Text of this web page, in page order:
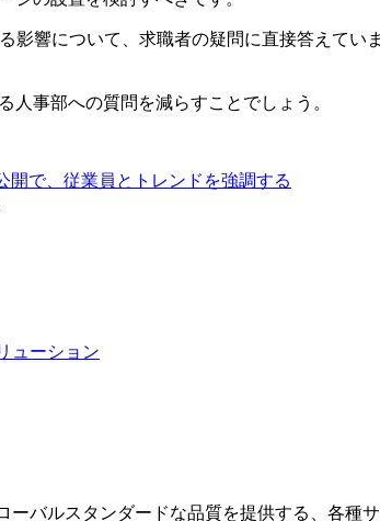
影響について、求職者の疑問に直接答えて
人事部への質問を減らすことでしょう。
開で、従業員とトレンドを強調する
ューション
バルスタンダードな品質を提供する、各種